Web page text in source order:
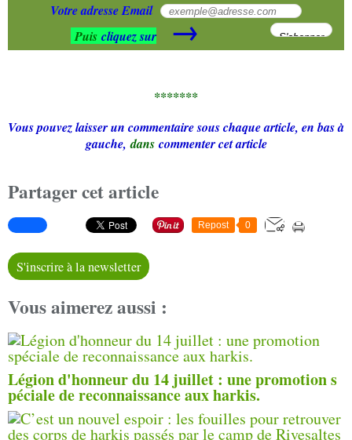
Votre adresse Email
Puis cliquez sur →
*******
Vous pouvez laisser un commentaire sous chaque article, en bas à
gauche,dans commenter cet article
Partager cet article
Repost 0
S'inscrire à la newsletter
Vous aimerez aussi :
Légion d'honneur du 14 juillet : une promotion s
péciale de reconnaissance aux harkis.